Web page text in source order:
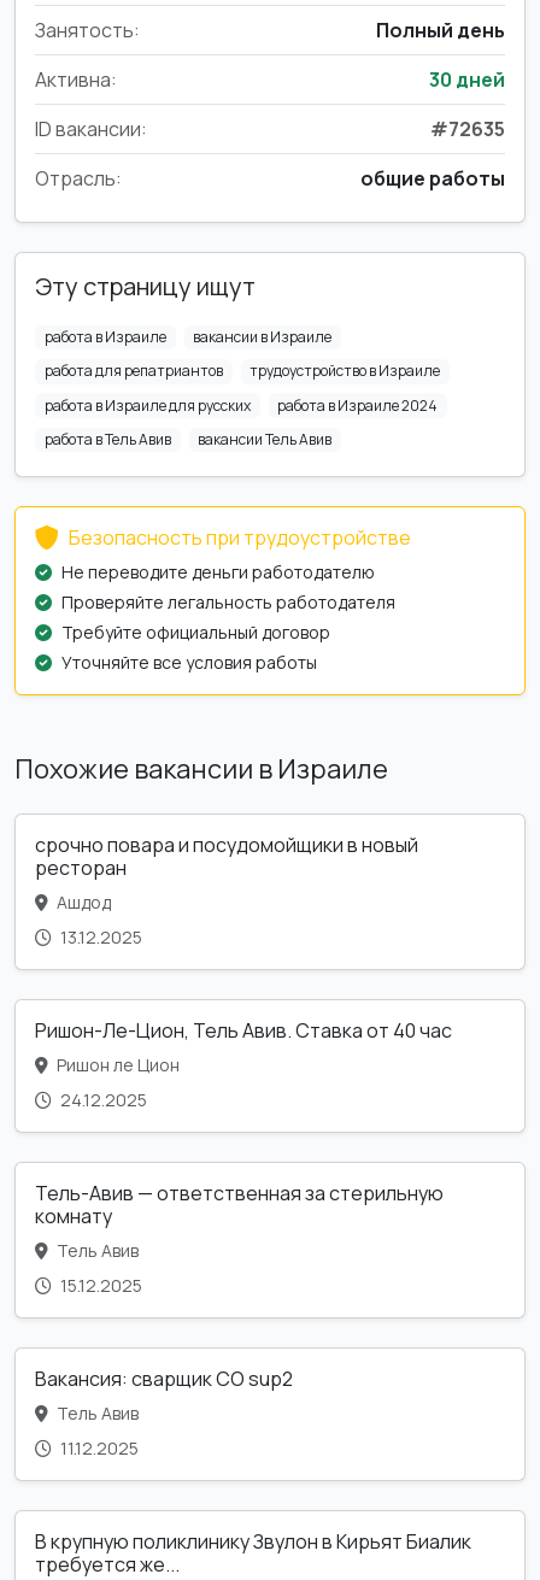
Занятость:
Полный день
Активна:
30 дней
ID вакансии:
#72635
Отрасль:
общие работы
Эту страницу ищут
работа в Израиле
вакансии в Израиле
работа для репатриантов
трудоустройство в Израиле
работа в Израиле для русских
работа в Израиле 2024
работа в Тель Авив
вакансии Тель Авив
Безопасность при трудоустройстве
Не переводите деньги работодателю
Проверяйте легальность работодателя
Требуйте официальный договор
Уточняйте все условия работы
Похожие вакансии в Израиле
срочно повара и посудомойщики в новый
ресторан
Ашдод
13.12.2025
Ришон-Ле-Цион, Тель Авив. Ставка от 40 час
Ришон ле Цион
24.12.2025
Тель-Авив — ответственная за стерильную
комнату
Тель Авив
15.12.2025
Вакансия: сварщик CO sup2
Тель Авив
11.12.2025
В крупную поликлинику Звулон в Кирьят Биалик
требуется же...